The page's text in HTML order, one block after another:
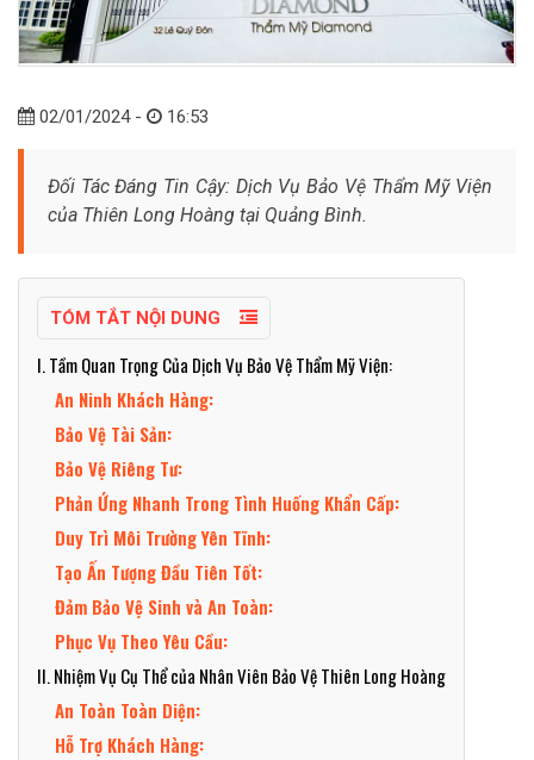
02/01/2024 - 16:53
Đối Tác Đáng Tin Cậy: Dịch Vụ Bảo Vệ Thẩm Mỹ Viện
của Thiên Long Hoàng tại Quảng Bình.
TÓM TẮT NỘI DUNG
I. Tầm Quan Trọng Của Dịch Vụ Bảo Vệ Thẩm Mỹ Viện:
An Ninh Khách Hàng:
Bảo Vệ Tài Sản:
Bảo Vệ Riêng Tư:
Phản Ứng Nhanh Trong Tình Huống Khẩn Cấp:
Duy Trì Môi Trường Yên Tĩnh:
Tạo Ấn Tượng Đầu Tiên Tốt:
Đảm Bảo Vệ Sinh và An Toàn:
Phục Vụ Theo Yêu Cầu:
II. Nhiệm Vụ Cụ Thể của Nhân Viên Bảo Vệ Thiên Long Hoàng
An Toàn Toàn Diện:
Hỗ Trợ Khách Hàng: